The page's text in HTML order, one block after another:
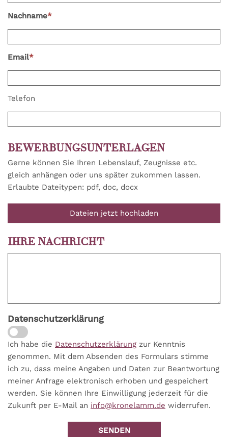
Nachname*
Email*
Telefon
BEWERBUNGSUNTERLAGEN
Gerne können Sie Ihren Lebenslauf, Zeugnisse etc.
gleich anhängen oder uns später zukommen lassen.
Erlaubte Dateitypen: pdf, doc, docx
Dateien jetzt hochladen
IHRE NACHRICHT
Datenschutzerklärung
Ich habe die Datenschutzerklärung zur Kenntnis
genommen. Mit dem Absenden des Formulars stimme
ich zu, dass meine Angaben und Daten zur Beantwortung
meiner Anfrage elektronisch erhoben und gespeichert
werden. Sie können Ihre Einwilligung jederzeit für die
Zukunft per E-Mail an info@kronelamm.de widerrufen.